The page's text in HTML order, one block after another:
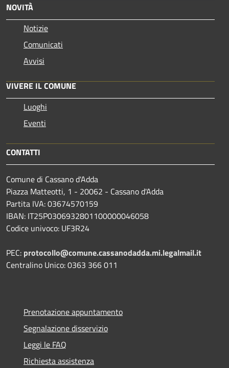
NOVITÀ
Notizie
Comunicati
Avvisi
VIVERE IL COMUNE
Luoghi
Eventi
CONTATTI
Comune di Cassano d'Adda
Piazza Matteotti, 1 - 20062 - Cassano d'Adda
Partita IVA: 03674570159
IBAN: IT25P0306932801100000046058
Codice univoco: UF3R24
PEC: protocollo@comune.cassanodadda.mi.legalmail.it
Centralino Unico: 0363 366 011
Prenotazione appuntamento
Segnalazione disservizio
Leggi le FAQ
Richiesta assistenza